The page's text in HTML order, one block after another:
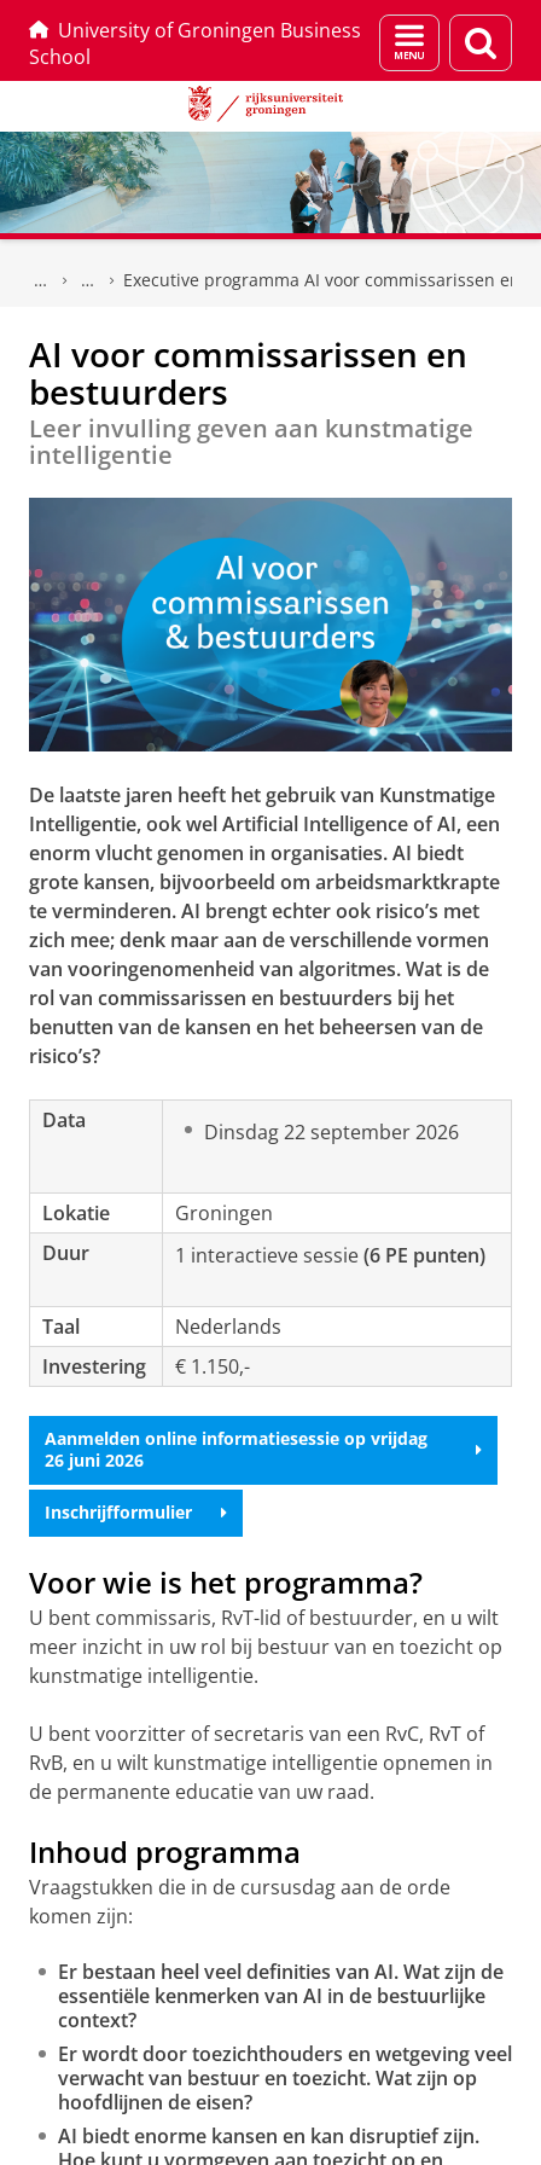
University of Groningen Business
School
Menu
en
Executive programma AI voor commissarissen en
AI voor commissarissen en
bestuurders
Leer invulling geven aan kunstmatige
intelligentie
De laatste jaren heeft het gebruik van Kunstmatige
Intelligentie, ook wel Artificial Intelligence of AI, een
enorm vlucht genomen in organisaties. AI biedt
grote kansen, bijvoorbeeld om arbeidsmarktkrapte
te verminderen. AI brengt echter ook risico’s met
zich mee; denk maar aan de verschillende vormen
van vooringenomenheid van algoritmes. Wat is de
rol van commissarissen en bestuurders bij het
benutten van de kansen en het beheersen van de
risico’s?
Data Dinsdag 22 september 2026
Lokatie
Groningen
Duur
1 interactieve sessie(6 PE punten)
Taal
Nederlands
Investering
€ 1.150,-
Aanmelden online informatiesessie op vrijdag
26 juni 2026
Inschrijfformulier
Voor wie is het programma?
U bent commissaris, RvT-lid of bestuurder, en u wilt
meer inzicht in uw rol bij bestuur van en toezicht op
kunstmatige intelligentie.
U bent voorzitter of secretaris van een RvC, RvT of
RvB, en u wilt kunstmatige intelligentie opnemen in
de permanente educatie van uw raad.
Inhoud programma
Vraagstukken die in de cursusdag aan de orde
komen zijn:
Er bestaan heel veel definities van AI. Wat zijn de
essentiële kenmerken van AI in de bestuurlijke
context?
Er wordt door toezichthouders en wetgeving veel
verwacht van bestuur en toezicht. Wat zijn op
hoofdlijnen de eisen?
AI biedt enorme kansen en kan disruptief zijn.